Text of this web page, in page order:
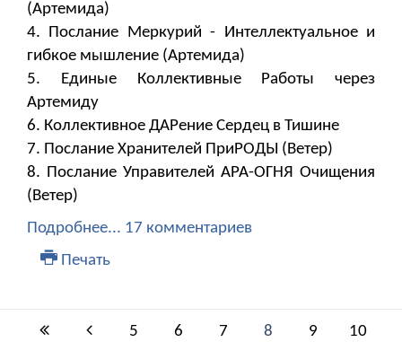
(Артемида)
4. Послание Меркурий - Интеллектуальное и
гибкое мышление (Артемида)
5. Единые Коллективные Работы через
Артемиду
6. Коллективное ДАРение Сердец в Тишине
7. Послание Хранителей ПриРОДЫ (Ветер)
8. Послание Управителей АРА-ОГНЯ Очищения
(Ветер)
Подробнее... 17 комментариев
Печать
5 6 7 8 9 10